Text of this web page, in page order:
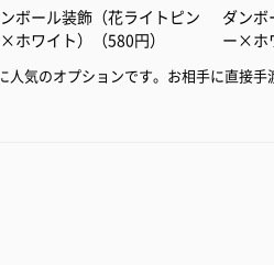
ボール装飾（花ライトピン
ホワイト）（580円）
ダンボ
ー×ホ
気のオプションです。お相手に直接手